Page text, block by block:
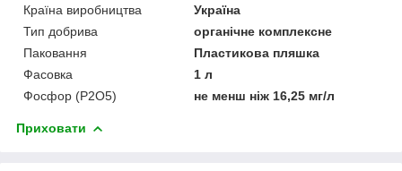
Країна виробництва
Україна
Тип добрива
органічне комплексне
Паковання
Пластикова пляшка
Фасовка
1 л
Фосфор (P2O5)
не менш ніж 16,25 мг/л
Приховати